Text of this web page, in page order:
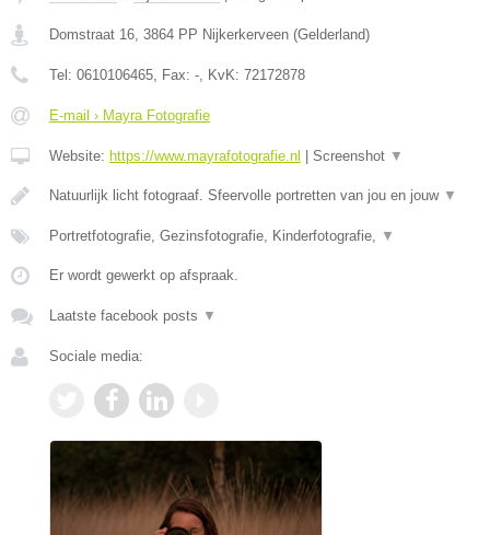
Domstraat 16, 3864 PP Nijkerkerveen (Gelderland)
Tel: 0610106465, Fax: -, KvK: 72172878
E-mail › Mayra Fotografie
Website: https://www.mayrafotografie.nl Screenshot ▼
Natuurlijk licht fotograaf. Sfeervolle portretten van jou en jouw ▼
Portretfotografie, Gezinsfotografie, Kinderfotografie, ▼
Er wordt gewerkt op afspraak.
Laatste facebook posts ▼
Sociale media: